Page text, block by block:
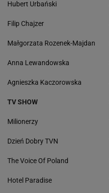
Hubert Urbański
Filip Chajzer
Małgorzata Rozenek-Majdan
Anna Lewandowska
Agnieszka Kaczorowska
TV SHOW
Milionerzy
Dzień Dobry TVN
The Voice Of Poland
Hotel Paradise